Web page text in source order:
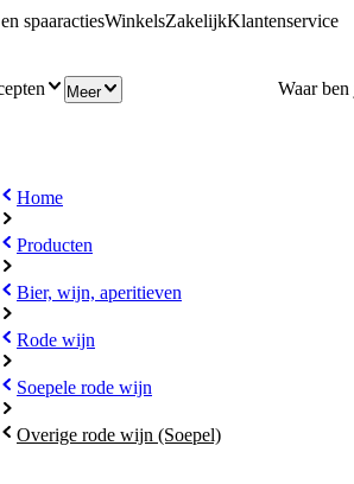
spaaractiesWinkelsZakelijkKlantenservice
Meer
Home
Producten
Bier, wijn, aperitieven
Rode wijn
Soepele rode wijn
Overige rode wijn (Soepel)